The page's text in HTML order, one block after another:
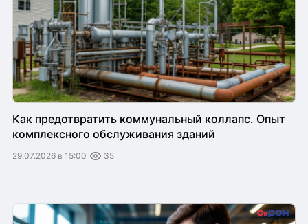
Как предотвратить коммунальный коллапс. Опыт
комплексного обслуживания зданий
29.07.2026 в 15:00 35